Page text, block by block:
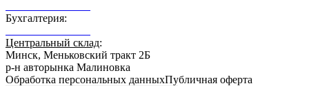
Бухгалтерия:
Центральный склад:
Минск, Меньковский тракт 2Б
р-н авторынка Малиновка
Обработка персональных данныхПубличная оферта